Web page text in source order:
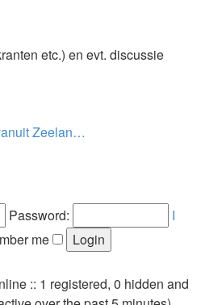
etc.) en evt. discussie
Zeelan…
Password:
I
me
:: 1 registered, 0 hidden and